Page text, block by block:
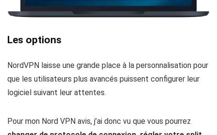
Les options
NordVPN laisse une grande place à la personnalisation pour
que les utilisateurs plus avancés puissent configurer leur
logiciel suivant leur attentes.
Pour mon Nord VPN avis, j’ai donc vu que vous pourrez